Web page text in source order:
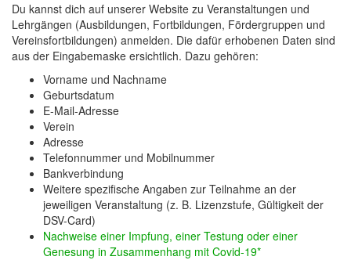
Du kannst dich auf unserer Website zu Veranstaltungen und
Lehrgängen (Ausbildungen, Fortbildungen, Fördergruppen und
Vereinsfortbildungen) anmelden. Die dafür erhobenen Daten sind
aus der Eingabemaske ersichtlich. Dazu gehören:
Vorname und Nachname
Geburtsdatum
E-Mail-Adresse
Verein
Adresse
Telefonnummer und Mobilnummer
Bankverbindung
Weitere spezifische Angaben zur Teilnahme an der
jeweiligen Veranstaltung (z. B. Lizenzstufe, Gültigkeit der
DSV-Card)
Nachweise einer Impfung, einer Testung oder einer
Genesung in Zusammenhang mit Covid-19*